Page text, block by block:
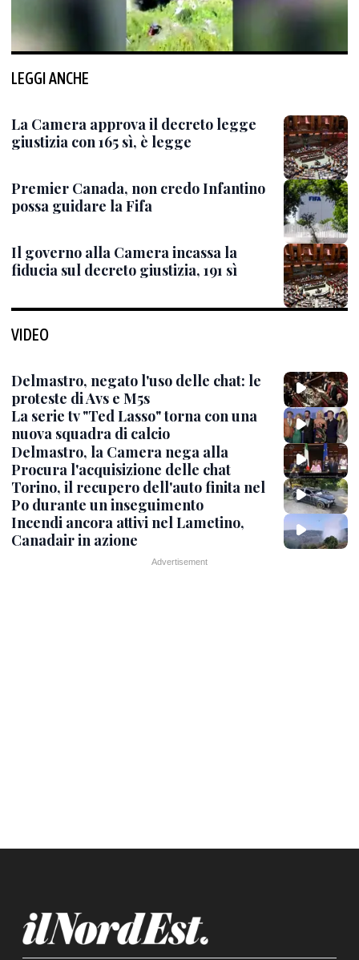
LEGGI ANCHE
La Camera approva il decreto legge
giustizia con 165 sì, è legge
Premier Canada, non credo Infantino
possa guidare la Fifa
Il governo alla Camera incassa la
fiducia sul decreto giustizia, 191 sì
VIDEO
Delmastro, negato l'uso delle chat: le
proteste di Avs e M5s
La serie tv "Ted Lasso" torna con una
nuova squadra di calcio
Delmastro, la Camera nega alla
Procura l'acquisizione delle chat
Torino, il recupero dell'auto finita nel
Po durante un inseguimento
Incendi ancora attivi nel Lametino,
Canadair in azione